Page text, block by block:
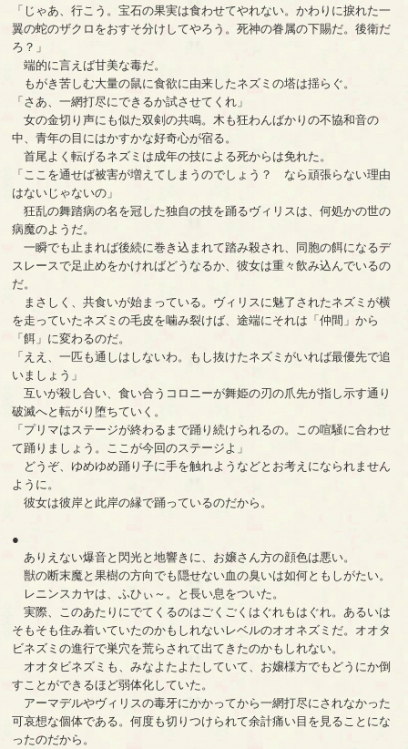
「じゃあ、行こう。宝石の果実は食わせてやれない。かわりに捩れた一
翼の蛇のザクロをおすそ分けしてやろう。死神の眷属の下賜だ。後衛だ
ろ？」
端的に言えば甘美な毒だ。
もがき苦しむ大量の鼠に食欲に由来したネズミの塔は揺らぐ。
「さあ、一網打尽にできるか試させてくれ」
女の金切り声にも似た双剣の共鳴。木も狂わんばかりの不協和音の
中、青年の目にはかすかな好奇心が宿る。
首尾よく転げるネズミは成年の技による死からは免れた。
「ここを通せば被害が増えてしまうのでしょう？ なら頑張らない理由
はないじゃないの」
狂乱の舞踏病の名を冠した独自の技を踊るヴィリスは、何処かの世の
病魔のようだ。
一瞬でも止まれば後続に巻き込まれて踏み殺され、同胞の餌になるデ
スレースで足止めをかければどうなるか、彼女は重々飲み込んでいるの
だ。
まさしく、共食いが始まっている。ヴィリスに魅了されたネズミが横
を走っていたネズミの毛皮を噛み裂けば、途端にそれは「仲間」から
「餌」に変わるのだ。
「ええ、一匹も通しはしないわ。もし抜けたネズミがいれば最優先で追
いましょう」
互いが殺し合い、食い合うコロニーが舞姫の刃の爪先が指し示す通り
破滅へと転がり堕ちていく。
「プリマはステージが終わるまで踊り続けられるの。この喧騒に合わせ
て踊りましょう。ここが今回のステージよ」
どうぞ、ゆめゆめ踊り子に手を触れようなどとお考えになられません
ように。
彼女は彼岸と此岸の縁で踊っているのだから。
●
ありえない爆音と閃光と地響きに、お嬢さん方の顔色は悪い。
獣の断末魔と果樹の方向でも隠せない血の臭いは如何ともしがたい。
レニンスカヤは、ふひぃ～。と長い息をついた。
実際、このあたりにでてくるのはごくごくはぐれもはぐれ。あるいは
そもそも住み着いていたのかもしれないレベルのオオネズミだ。オオタ
ビネズミの進行で巣穴を荒らされて出てきたのかもしれない。
オオタビネズミも、みなよたよたしていて、お嬢様方でもどうにか倒
すことができるほど弱体化していた。
アーマデルやヴィリスの毒牙にかかってから一網打尽にされなかった
可哀想な個体である。何度も切りつけられて余計痛い目を見ることにな
ったのだから。